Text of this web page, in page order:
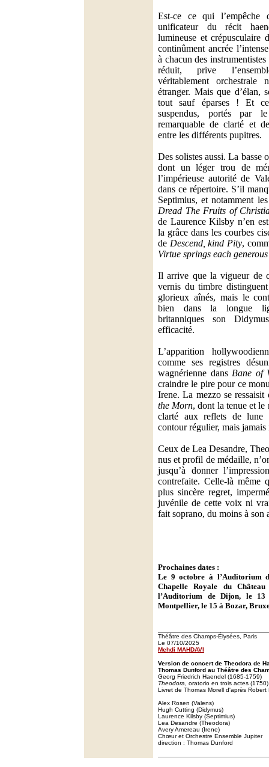
Est-ce ce qui
unificateur du récit
lumineuse et crépusculaire
continûment ancrée
à chacun des
réduit, prive
véritablement orchestrale
étranger. Mais que d’élan,
tout sauf éparses ! Et
suspendus, portés par
remarquable de clarté et
entre les différents pupitres.
Des solistes aussi. La basse
dont un léger trou de
l’impérieuse autorité de
dans ce répertoire. S’il
Septimius, et notamment
Dread The Fruits of
de Laurence Kilsby n’en
la grâce dans les courbes
de Descend, kind Pity,
Virtue springs each
Il arrive que la vigueur de
vernis du timbre
glorieux aînés, mais le
bien dans la longue
britanniques son
efficacité.
L’apparition
comme ses registres
wagnérienne dans Bane of
craindre le pire pour ce
Irene. La mezzo se ressaisit
the Morn, dont la tenue et le
clarté aux reflets de lune
contour régulier, mais
Ceux de Lea Desandre,
nus et profil de médaille,
jusqu’à donner
contrefaite. Celle-là même
plus sincère regret,
juvénile de cette voix ni
fait soprano, du moins à son
Prochaines dates :
Le 9 octobre à l’Auditorium
Chapelle Royale du
l’Auditorium de Dijon, le 13
Montpellier, le 15 à Bozar,
Théâtre des Champs-Élysées, Paris
Le 07/10/2025
Mehdi MAHDAVI
Version de concert de Theodora de
Thomas Dunford au Théâtre des
Georg Friedrich Haendel (1685-1759)
Theodora , oratorio en trois actes (1750)
Livret de Thomas Morell d'après Robert
Alex Rosen (Valens)
Hugh Cutting (Didymus)
Laurence Kilsby (Septimius)
Lea Desandre (Theodora)
Avery Amereau (Irene)
Chœur et Orchestre Ensemble Jupiter
direction : Thomas Dunford